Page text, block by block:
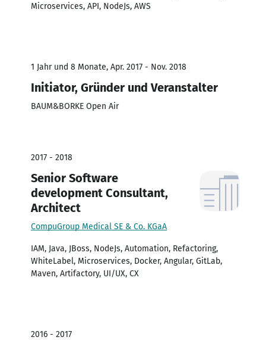
Microservices, API, NodeJs, AWS
1 Jahr und 8 Monate, Apr. 2017 - Nov. 2018
Initiator, Gründer und Veranstalter
BAUM&BORKE Open Air
2017 - 2018
Senior Software
development Consultant,
Architect
CompuGroup Medical SE & Co. KGaA
IAM, Java, JBoss, NodeJs, Automation, Refactoring,
WhiteLabel, Microservices, Docker, Angular, GitLab,
Maven, Artifactory, UI/UX, CX
2016 - 2017